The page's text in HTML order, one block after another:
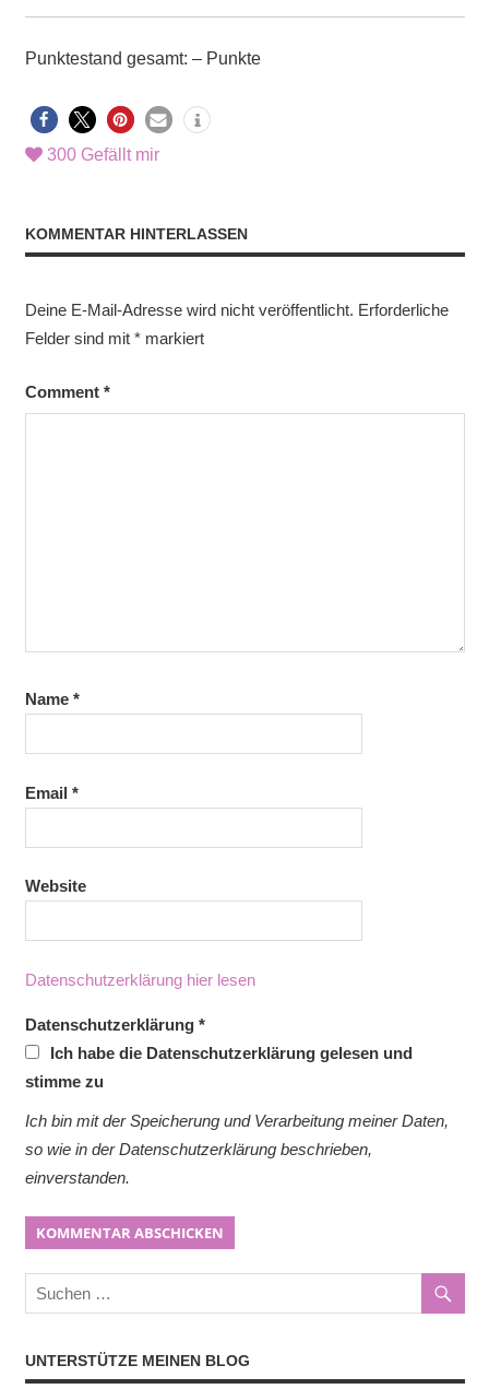
Punktestand gesamt: – Punkte
300Gefällt mir
KOMMENTAR HINTERLASSEN
Deine E-Mail-Adresse wird nicht veröffentlicht. Erforderliche
Felder sind mit *markiert
Comment*
Name*
Email *
Website
Datenschutzerklärung hier lesen
Datenschutzerklärung*
Ich habe die Datenschutzerklärung gelesen und
stimme zu
Ich bin mit der Speicherung und Verarbeitung meiner Daten,
so wie in der Datenschutzerklärung beschrieben,
einverstanden.
UNTERSTÜTZE MEINEN BLOG